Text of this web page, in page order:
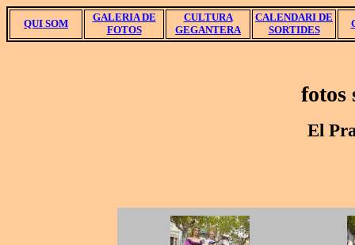
QUI SOM
GALERIA DE
FOTOS
CULTURA
GEGANTERA
CALENDARI DE
SORTIDES
fotos
El